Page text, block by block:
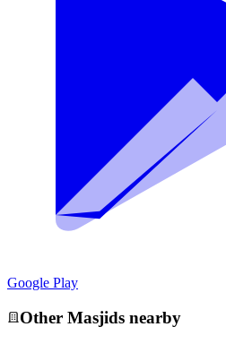
Google Play
Other Masjids nearby